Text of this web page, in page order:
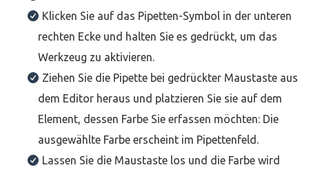
Klicken Sie auf das Pipetten-Symbol in der unteren
rechten Ecke und halten Sie es gedrückt, um das
Werkzeug zu aktivieren.
Ziehen Sie die Pipette bei gedrückter Maustaste aus
dem Editor heraus und platzieren Sie sie auf dem
Element, dessen Farbe Sie erfassen möchten: Die
ausgewählte Farbe erscheint im Pipettenfeld.
Lassen Sie die Maustaste los und die Farbe wird